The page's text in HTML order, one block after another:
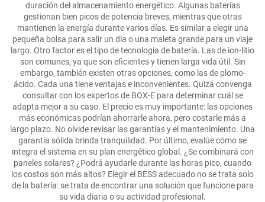
duración del almacenamiento energético. Algunas baterías
gestionan bien picos de potencia breves, mientras que otras
mantienen la energía durante varios días. Es similar a elegir una
pequeña bolsa para salir un día o una maleta grande para un viaje
largo. Otro factor es el tipo de tecnología de batería. Las de ion-litio
son comunes, ya que son eficientes y tienen larga vida útil. Sin
embargo, también existen otras opciones, como las de plomo-
ácido. Cada una tiene ventajas e inconvenientes. Quizá convenga
consultar con los expertos de BOX-E para determinar cuál se
adapta mejor a su caso. El precio es muy importante: las opciones
más económicas podrían ahorrarle ahora, pero costarle más a
largo plazo. No olvide revisar las garantías y el mantenimiento. Una
garantía sólida brinda tranquilidad. Por último, evalúe cómo se
integra el sistema en su plan energético global. ¿Se combinará con
paneles solares? ¿Podrá ayudarle durante las horas pico, cuando
los costos son más altos? Elegir el BESS adecuado no se trata solo
de la batería: se trata de encontrar una solución que funcione para
su vida diaria o su actividad profesional.